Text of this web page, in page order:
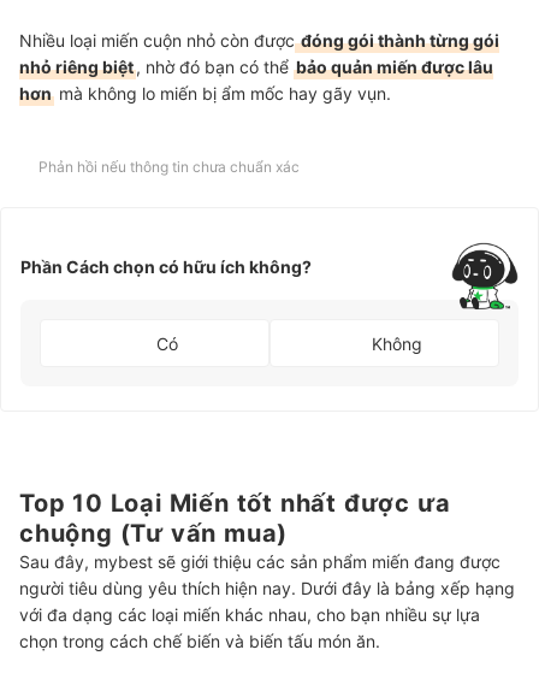
Nhiều loại miến cuộn nhỏ còn đượcđóng gói thành từng gói
nhỏ riêng biệt, nhờ đó bạn có thể bảo quản miến được lâu
hơn mà không lo miến bị ẩm mốc hay gãy vụn.
Phản hồi nếu thông tin chưa chuẩn xác
Phần Cách chọn có hữu ích không?
Có Không
Top 10 Loại Miến tốt nhất được ưa
chuộng (Tư vấn mua)
Sau đây, mybest sẽ giới thiệu các sản phẩm miến đang được
người tiêu dùng yêu thích hiện nay. Dưới đây là bảng xếp hạng
với đa dạng các loại miến khác nhau, cho bạn nhiều sự lựa
chọn trong cách chế biến và biến tấu món ăn.